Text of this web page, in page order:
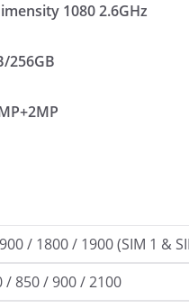
1080 2.6GHz
256GB
/ 1800 / 1900 (SIM 1 &
/ 850 / 900 / 2100